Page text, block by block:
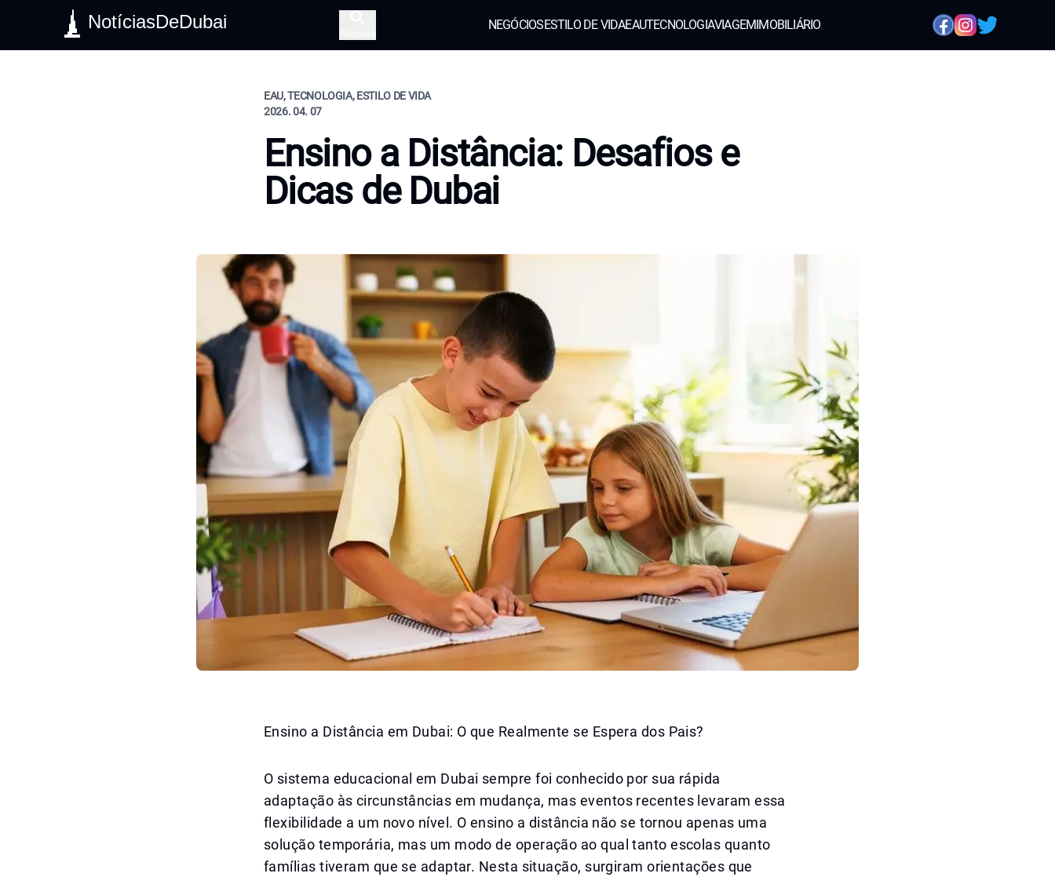
NotíciasDeDubai NEGÓCIOSESTILO DE VIDAEAUTECNOLOGIAVIAGEMIMOBILIÁRIO
EAU, TECNOLOGIA, ESTILO DE VIDA
2026. 04. 07
Ensino a Distância: Desafios e
Dicas de Dubai
Ensino a Distância em Dubai: O que Realmente se Espera dos Pais?
O sistema educacional em Dubai sempre foi conhecido por sua rápida
adaptação às circunstâncias em mudança, mas eventos recentes levaram essa
flexibilidade a um novo nível. O ensino a distância não se tornou apenas uma
solução temporária, mas um modo de operação ao qual tanto escolas quanto
famílias tiveram que se adaptar. Nesta situação, surgiram orientações que